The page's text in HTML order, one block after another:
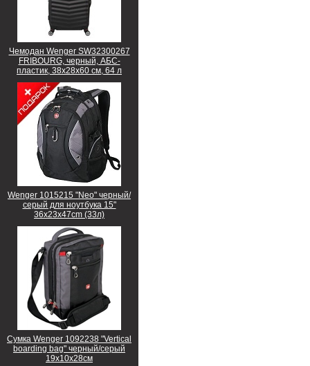
Чемодан Wenger SW32300267
FRIBOURG, черный, АБС-
пластик, 38x28x60 см, 64 л
Wenger 1015215 "Neo" черный/
серый для ноутбука 15"
36x23x47cm (33л)
Сумка Wenger 1092238 "Vertical
boarding bag" черный/серый
19х10х28см